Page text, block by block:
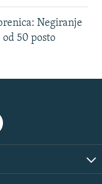
Negiranje
od 50 posto